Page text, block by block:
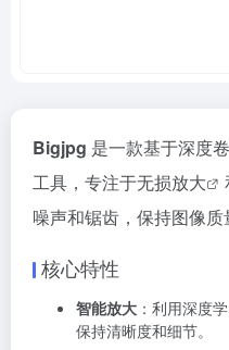
Bigjpg 是一款基于深度
工具，专注于无损放大
噪声和锯齿，保持图像质
核心特性
智能放大 ：利用深度
保持清晰度和细节。